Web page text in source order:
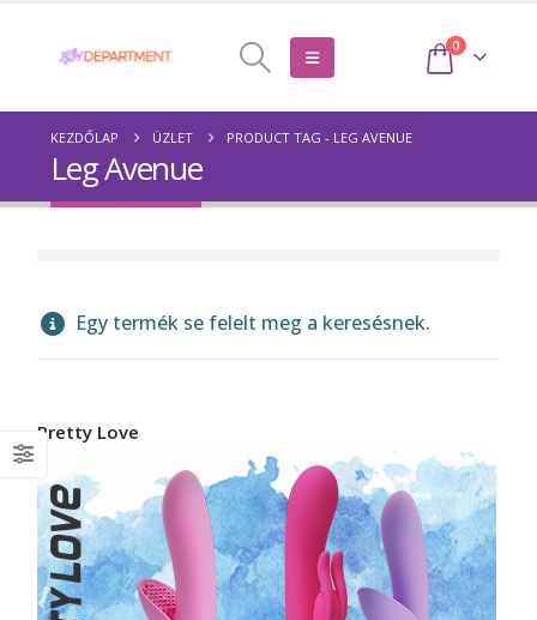
0
KEZDŐLAP ÜZLET PRODUCT TAG - LEG AVENUE
Leg Avenue
Egy termék se felelt meg a keresésnek.
Pretty Love